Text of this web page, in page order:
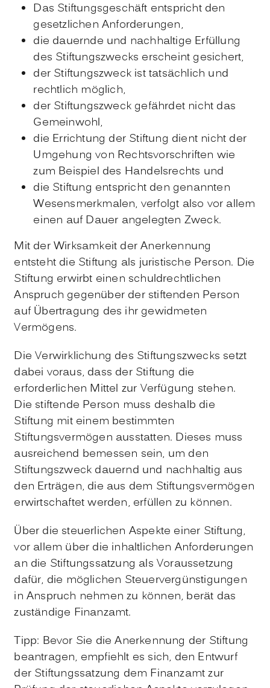
Das Stiftungsgeschäft entspricht den
gesetzlichen Anforderungen,
die dauernde und nachhaltige Erfüllung
des Stiftungszwecks erscheint gesichert,
der Stiftungszweck ist tatsächlich und
rechtlich möglich,
der Stiftungszweck gefährdet nicht das
Gemeinwohl,
die Errichtung der Stiftung dient nicht der
Umgehung von Rechtsvorschriften wie
zum Beispiel des Handelsrechts und
die Stiftung entspricht den genannten
Wesensmerkmalen, verfolgt also vor allem
einen auf Dauer angelegten Zweck.
Mit der Wirksamkeit der Anerkennung
entsteht die Stiftung als juristische Person. Die
Stiftung erwirbt einen schuldrechtlichen
Anspruch gegenüber der stiftenden Person
auf Übertragung des ihr gewidmeten
Vermögens.
Die Verwirklichung des Stiftungszwecks setzt
dabei voraus, dass der Stiftung die
erforderlichen Mittel zur Verfügung stehen.
Die stiftende Person muss deshalb die
Stiftung mit einem bestimmten
Stiftungsvermögen ausstatten. Dieses muss
ausreichend bemessen sein, um den
Stiftungszweck dauernd und nachhaltig aus
den Erträgen, die aus dem Stiftungsvermögen
erwirtschaftet werden, erfüllen zu können.
Über die steuerlichen Aspekte einer Stiftung,
vor allem über die inhaltlichen Anforderungen
an die Stiftungssatzung als Voraussetzung
dafür, die möglichen Steuervergünstigungen
in Anspruch nehmen zu können, berät das
zuständige Finanzamt.
Tipp: Bevor Sie die Anerkennung der Stiftung
beantragen, empfiehlt es sich, den Entwurf
der Stiftungssatzung dem Finanzamt zur